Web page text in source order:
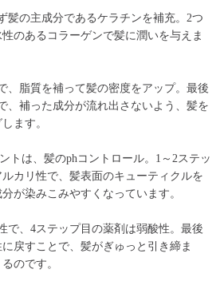
髪の主成分であるケラチンを補充。2つ
のあるコラーゲンで髪に潤いを与えま
、脂質を補って髪の密度をアップ。最後
、補った成分が流れ出さないよう、髪を
ます。
トは、髪のphコントロール。1～2ステッ
カリ性で、髪表面のキューティクルを
が染みこみやすくなっています。
で、4ステップ目の薬剤は弱酸性。最後
戻すことで、髪がぎゅっと引き締ま
のです。